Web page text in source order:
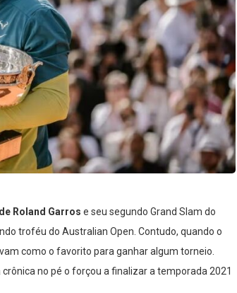
Roland Garros e seu segundo Grand Slam do
troféu do Australian Open. Contudo, quando o
como o favorito para ganhar algum torneio.
no pé o forçou a finalizar a temporada 2021